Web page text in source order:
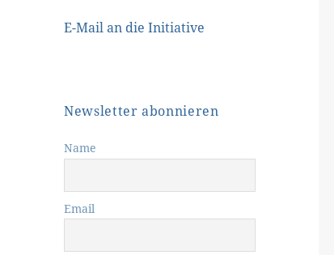
E-Mail an die Initiative
Newsletter abonnieren
Name
Email